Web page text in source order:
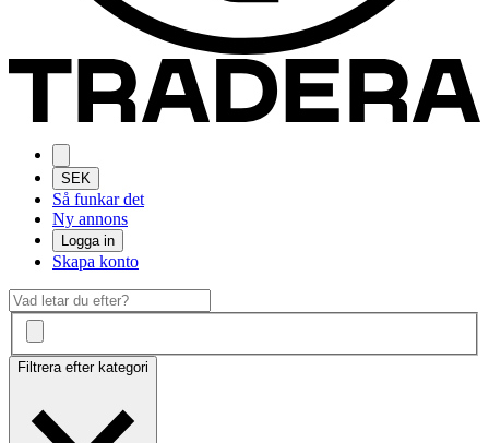
SEK
Så funkar det
Ny annons
Logga in
Skapa konto
Filtrera efter kategori